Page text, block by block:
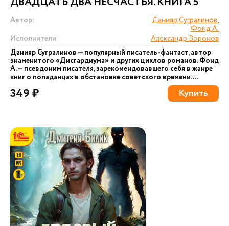
Автор: Данияр Сугралинов,
Фонд А.
Исполнители:
Александр Воронов
Данияр Сугралинов — популярный писатель-фантаст, автор
знаменитого «Дисгардиума» и других циклов романов. Фонд
А. — псевдоним писателя, зарекомендовавшего себя в жанре
книг о попаданцах в обстановке советского времени....
349 ₽ Купить